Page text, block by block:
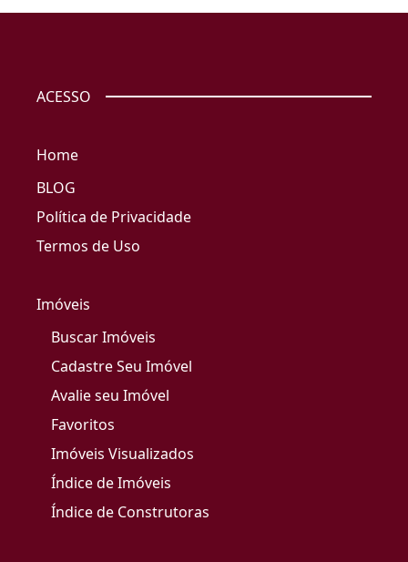
ACESSO
Home
BLOG
Política de Privacidade
Termos de Uso
Imóveis
Buscar Imóveis
Cadastre Seu Imóvel
Avalie seu Imóvel
Favoritos
Imóveis Visualizados
Índice de Imóveis
Índice de Construtoras